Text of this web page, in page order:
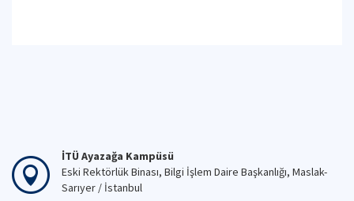
İTÜ Ayazağa Kampüsü
Eski Rektörlük Binası, Bilgi İşlem Daire Başkanlığı, Maslak-
Sarıyer / İstanbul